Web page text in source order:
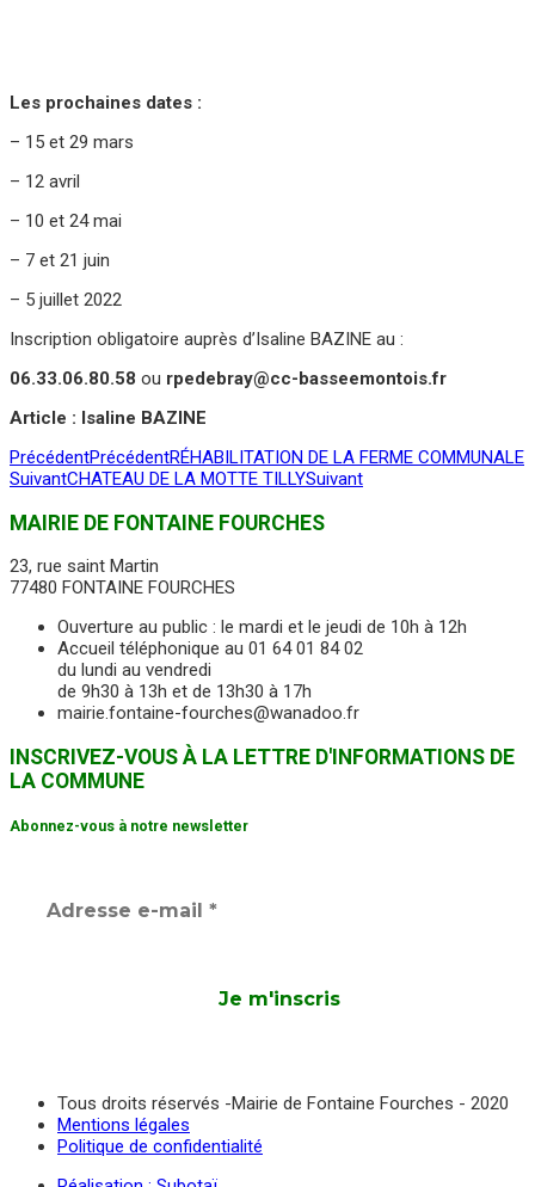
Les prochaines dates :
– 15 et 29 mars
– 12 avril
– 10 et 24 mai
– 7 et 21 juin
– 5 juillet 2022
Inscription obligatoire auprès d’Isaline BAZINE au :
06.33.06.80.58 ou rpedebray@cc-basseemontois.fr
Article : Isaline BAZINE
PrécédentPrécédentRÉHABILITATION DE LA FERME COMMUNALE
SuivantCHATEAU DE LA MOTTE TILLYSuivant
MAIRIE DE FONTAINE FOURCHES
23, rue saint Martin
77480 FONTAINE FOURCHES
Ouverture au public : le mardi et le jeudi de 10h à 12h
Accueil téléphonique au 01 64 01 84 02
du lundi au vendredi
de 9h30 à 13h et de 13h30 à 17h
mairie.fontaine-fourches@wanadoo.fr
INSCRIVEZ-VOUS À LA LETTRE D'INFORMATIONS DE
LA COMMUNE
Abonnez-vous à notre newsletter
Tous droits réservés -Mairie de Fontaine Fourches - 2020
Mentions légales
Politique de confidentialité